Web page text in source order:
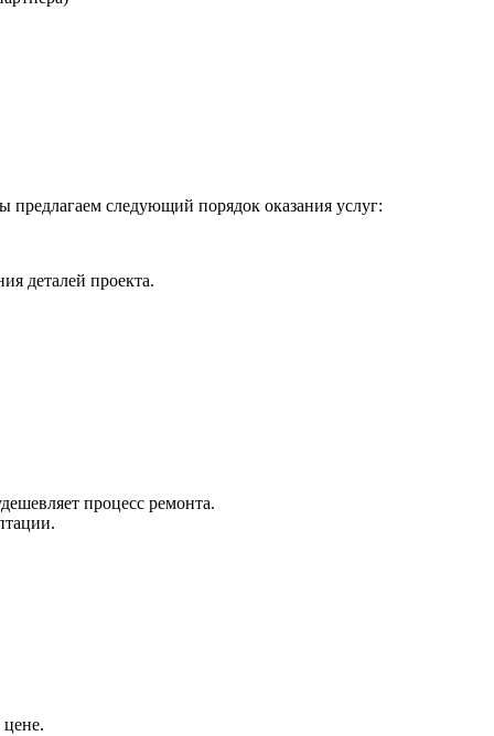
следующий порядок оказания услуг:
деталей проекта.
процесс ремонта.